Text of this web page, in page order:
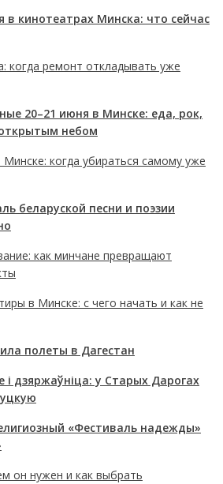
кинотеатрах Минска: что сейчас
когда ремонт откладывать уже
20–21 июня в Минске: еда, рок,
небом
Минске: когда убираться самому уже
беларуской песни и поэзии
как минчане превращают
в Минске: с чего начать и как не
полеты в Дагестан
і дзяржаўніца: у Старых Дарогах
«Фестиваль надежды»
он нужен и как выбрать